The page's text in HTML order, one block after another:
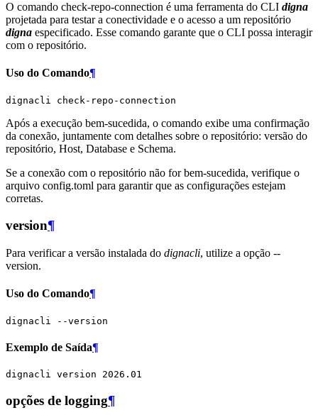
O comando check-repo-connection é uma ferramenta do CLI digna
projetada para testar a conectividade e o acesso a um repositório
digna especificado. Esse comando garante que o CLI possa interagir
com o repositório.
Uso do Comando¶
dignacli
Após a execução bem-sucedida, o comando exibe uma confirmação
da conexão, juntamente com detalhes sobre o repositório: versão do
repositório, Host, Database e Schema.
Se a conexão com o repositório não for bem-sucedida, verifique o
arquivo config.toml para garantir que as configurações estejam
corretas.
version¶
Para verificar a versão instalada do dignacli, utilize a opção --
version.
Uso do Comando¶
dignacli
Exemplo de Saída¶
dignacli version 2026
opções de logging¶